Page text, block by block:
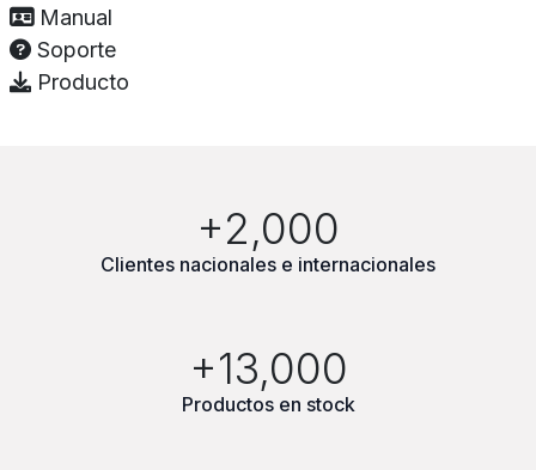
Manual
Soporte
Producto
+2,000
Clientes nacionales e internacionales
+13,000
Productos en stock